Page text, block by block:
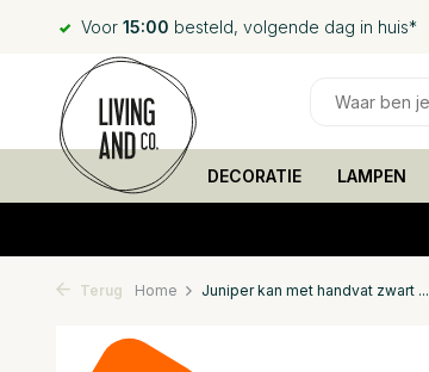
Voor 15:00 besteld, volgende dag in huis*
DECORATIE LAMPEN
Terug Home Juniper kan met handvat zwart ...